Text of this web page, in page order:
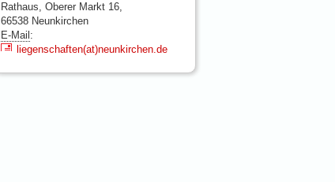
Rathaus, Oberer Markt 16,
66538 Neunkirchen
E-Mail :
liegenschaften(at)neunkirchen.de